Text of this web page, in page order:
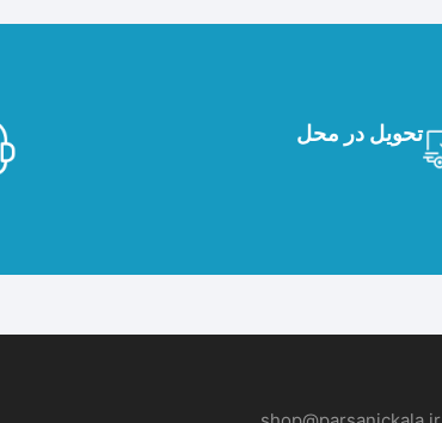
تحویل در محل